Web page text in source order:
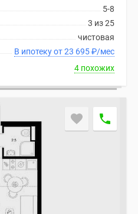
5-8
3 из 25
чистовая
В ипотеку от 23 695₽/мес
4 похожих